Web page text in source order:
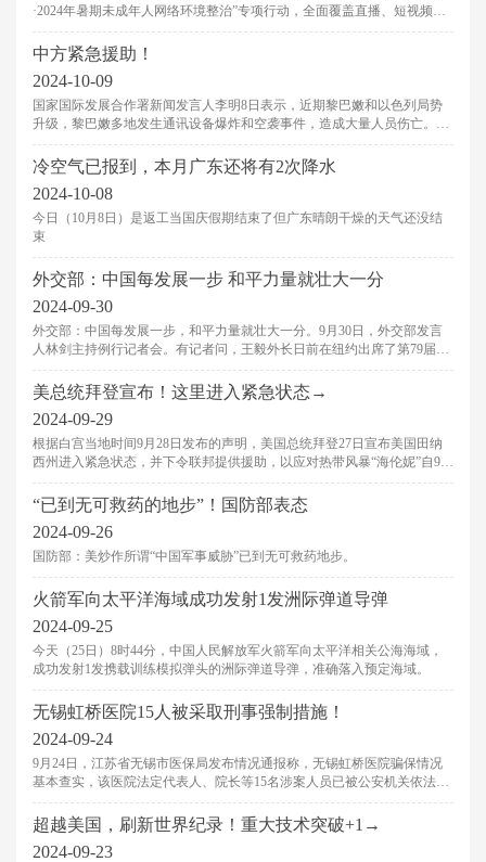
·2024年暑期未成年人网络环境整治”专项行动，全面覆盖直播、短视频、
社交、电商等重点环节，集中力量整治危害未成年人身心健康的突出问
题。
中方紧急援助！
2024-10-09
国家国际发展合作署新闻发言人李明8日表示，近期黎巴嫩和以色列局势
升级，黎巴嫩多地发生通讯设备爆炸和空袭事件，造成大量人员伤亡。应
黎巴嫩政府请求，中国政府决定向黎巴嫩提供紧急人道主义医疗物资援
助，以帮助黎方开展医疗救助工作。
冷空气已报到，本月广东还将有2次降水
2024-10-08
今日（10月8日）是返工当国庆假期结束了但广东晴朗干燥的天气还没结
束
外交部：中国每发展一步 和平力量就壮大一分
2024-09-30
外交部：中国每发展一步，和平力量就壮大一分。9月30日，外交部发言
人林剑主持例行记者会。有记者问，王毅外长日前在纽约出席了第79届联
合国大会一般性辩论。发言人能否进一步介绍有关情况?
美总统拜登宣布！这里进入紧急状态→
2024-09-29
根据白宫当地时间9月28日发布的声明，美国总统拜登27日宣布美国田纳
西州进入紧急状态，并下令联邦提供援助，以应对热带风暴“海伦妮”自9月
26日开始对该州造成的影响。
“已到无可救药的地步”！国防部表态
2024-09-26
国防部：美炒作所谓“中国军事威胁”已到无可救药地步。
火箭军向太平洋海域成功发射1发洲际弹道导弹
2024-09-25
今天（25日）8时44分，中国人民解放军火箭军向太平洋相关公海海域，
成功发射1发携载训练模拟弹头的洲际弹道导弹，准确落入预定海域。
无锡虹桥医院15人被采取刑事强制措施！
2024-09-24
9月24日，江苏省无锡市医保局发布情况通报称，无锡虹桥医院骗保情况
基本查实，该医院法定代表人、院长等15名涉案人员已被公安机关依法采
取刑事强制措施。该民营医院现已停业。通报全文如下：
超越美国，刷新世界纪录！重大技术突破+1→
2024-09-23